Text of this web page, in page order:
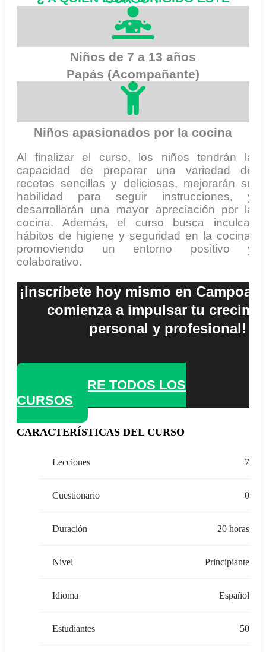
Niños de 7 a 13 años
Papás (Acompañante)
Niños apasionados por la cocina
Al finalizar el curso, los niños tendrán la
capacidad de preparar una variedad de
recetas sencillas y deliciosas, mejorarán su
habilidad para seguir instrucciones, y
desarrollarán una mayor apreciación por la
cocina. Además, el curso busca inculcar
hábitos de higiene y seguridad en la cocina,
promoviendo un entorno positivo y
colaborativo.
¡Inscríbete hoy mismo en
comienza a impulsar tu
personal y profesional!
DESCUBRE TODOS LOS
CURSOS
CARACTERÍSTICAS DEL CURSO
Lecciones 7
Cuestionario 0
Duración 20 horas
Nivel Principiante
Idioma Español
Estudiantes 50